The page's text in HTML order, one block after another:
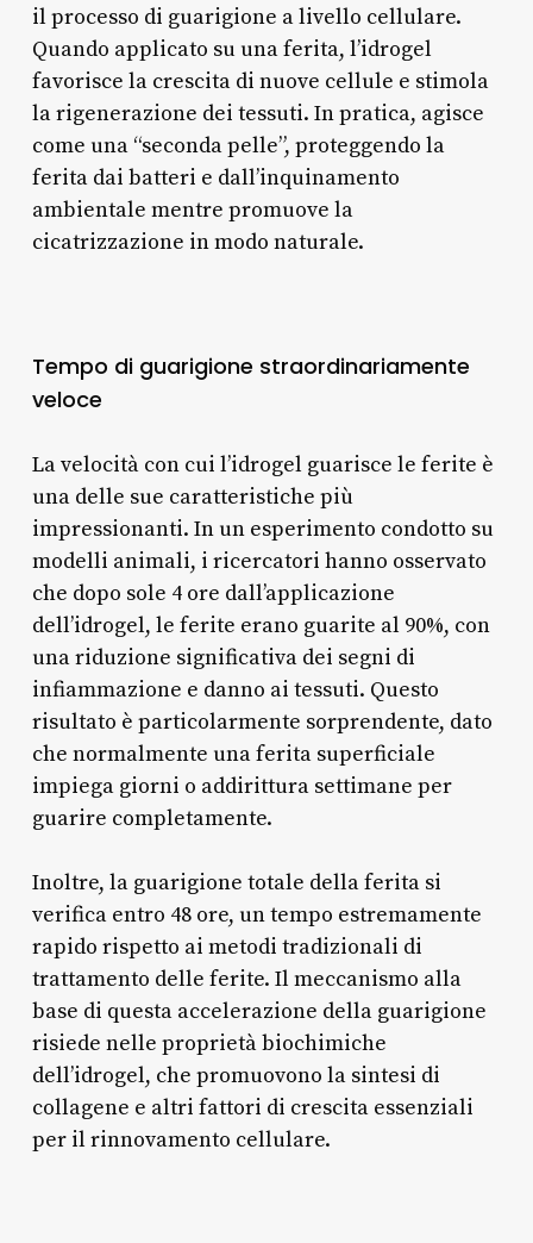
il processo di guarigione a livello cellulare.
Quando applicato su una ferita, l’idrogel
favorisce la crescita di nuove cellule e stimola
la rigenerazione dei tessuti. In pratica, agisce
come una “seconda pelle”, proteggendo la
ferita dai batteri e dall’inquinamento
ambientale mentre promuove la
cicatrizzazione in modo naturale.
Tempo di guarigione straordinariamente
veloce
La velocità con cui l’idrogel guarisce le ferite è
una delle sue caratteristiche più
impressionanti. In un esperimento condotto su
modelli animali, i ricercatori hanno osservato
che dopo sole 4 ore dall’applicazione
dell’idrogel, le ferite erano guarite al 90%, con
una riduzione significativa dei segni di
infiammazione e danno ai tessuti. Questo
risultato è particolarmente sorprendente, dato
che normalmente una ferita superficiale
impiega giorni o addirittura settimane per
guarire completamente.
Inoltre, la guarigione totale della ferita si
verifica entro 48 ore, un tempo estremamente
rapido rispetto ai metodi tradizionali di
trattamento delle ferite. Il meccanismo alla
base di questa accelerazione della guarigione
risiede nelle proprietà biochimiche
dell’idrogel, che promuovono la sintesi di
collagene e altri fattori di crescita essenziali
per il rinnovamento cellulare.